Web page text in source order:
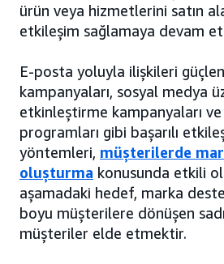
ürün veya hizmetlerini satın
etkileşim sağlamaya devam
E-posta yoluyla ilişkileri
kampanyaları, sosyal medya
etkinleştirme kampanyaları
programları gibi başarılı
yöntemleri, müşterilerde
oluşturma konusunda etkili
aşamadaki hedef, marka
boyu müşterilere dönüşen
müşteriler elde etmektir.